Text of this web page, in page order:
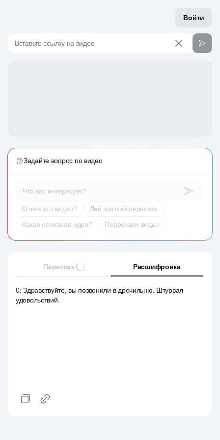
Войти
Вставьте ссылку на видео
Задайте вопрос по видео
Что вас интересует?
О чем это видео?
Дай краткий пересказ
Какая основная идея?
Перескажи видео
Пересказ Расшифровка
0:Здравствуйте, вы позвонили в дрочильню. Штурвал
удовольствий.